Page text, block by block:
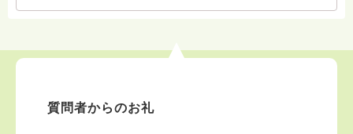
いて、あなたに向き合っています。 ですので、過去の
いします。 ※個別相談は、hasunohaオンライン相談よ
ください。 法務を優先させてください。
質問者からのお礼